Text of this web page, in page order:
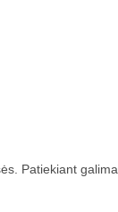
Patiekiant galima